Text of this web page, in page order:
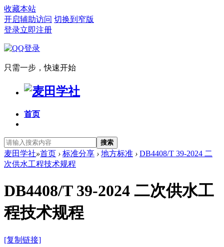
收藏本站
开启辅助访问 切换到窄版
登录立即注册
只需一步，快速开始
首页
搜索
麦田学社»首页 › 标准分享 › 地方标准 › DB4408/T 39-2024 二
次供水工程技术规程
DB4408/T 39-2024 二次供水工
程技术规程
[复制链接]